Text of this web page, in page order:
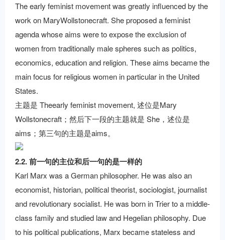
The early feminist movement was greatly influenced by the
work on MaryWollstonecraft. She proposed a feminist
agenda whose aims were to expose the exclusion of
women from traditionally male spheres such as politics,
economics, education and religion. These aims became the
main focus for religious women in particular in the United
States.
主题是 Theearly feminist movement, 述位是Mary
Wollstonecraft；然后下一段的主题就是 She，述位是
aims；第三句的主题是aims。
2.2. 前一句的主位和后一句的是一样的
Karl Marx was a German philosopher. He was also an
economist, historian, political theorist, sociologist, journalist
and revolutionary socialist. He was born in Trier to a middle-
class family and studied law and Hegelian philosophy. Due
to his political publications, Marx became stateless and